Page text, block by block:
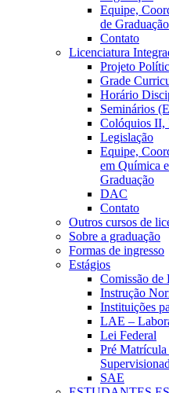
Equipe,
de Graduação
Contato
Licenciatura
Projeto
Grade
Horário
Seminários
Colóquios
Legislação
Equipe,
em Química
Graduação
DAC
Contato
Outros cursos de
Sobre a graduação
Formas de ingresso
Estágios
Comissão de
Instrução
Instituições
LAE –
Lei Federal
Pré Matrícula
SAE